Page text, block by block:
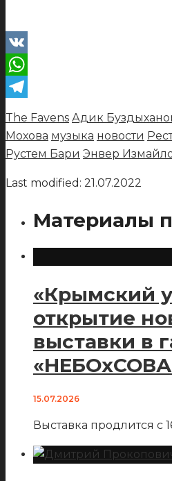
VK
WhatsApp
The Favens Адик
Мохова музыка новости
Рустем Бари Энвер
Last modified: 21.07.2022
Материалы
«Крымский
открытие
выставки в
15.07.2026
Выставка продлится с